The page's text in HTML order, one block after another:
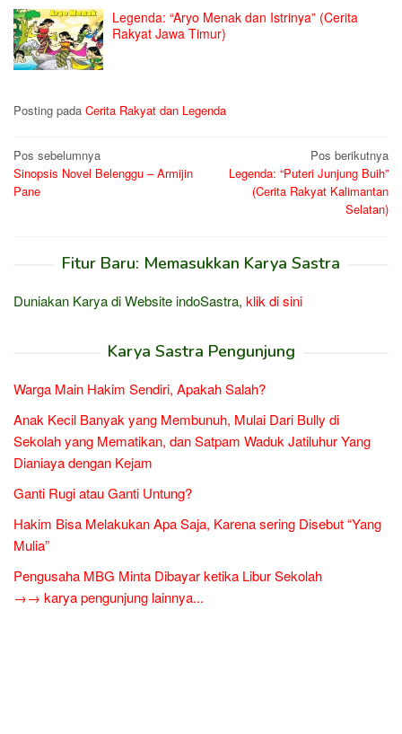
Legenda: “Aryo Menak dan Istrinya” (Cerita
Rakyat Jawa Timur)
Posting pada Cerita Rakyat dan Legenda
Navigasi
pos
Pos sebelumnya
Sinopsis Novel Belenggu – Armijin
Pane
Pos berikutnya
Legenda: “Puteri Junjung Buih”
(Cerita Rakyat Kalimantan
Selatan)
Fitur Baru: Memasukkan Karya Sastra
Duniakan Karya di Website indoSastra, klik di sini
Karya Sastra Pengunjung
Warga Main Hakim Sendiri, Apakah Salah?
Anak Kecil Banyak yang Membunuh, Mulai Dari Bully di
Sekolah yang Mematikan, dan Satpam Waduk Jatiluhur Yang
Dianiaya dengan Kejam
Ganti Rugi atau Ganti Untung?
Hakim Bisa Melakukan Apa Saja, Karena sering Disebut “Yang
Mulia”
Pengusaha MBG Minta Dibayar ketika Libur Sekolah
→→ karya pengunjung lainnya...